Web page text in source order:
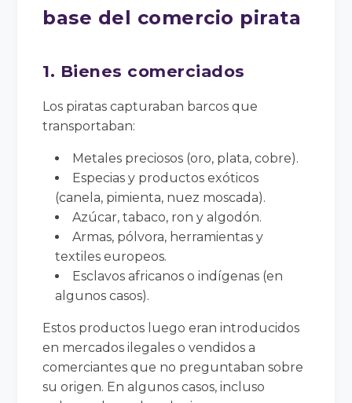
base del comercio pirata
1. Bienes comerciados
Los piratas capturaban barcos que
transportaban:
Metales preciosos (oro, plata, cobre).
Especias y productos exóticos
(canela, pimienta, nuez moscada).
Azúcar, tabaco, ron y algodón.
Armas, pólvora, herramientas y
textiles europeos.
Esclavos africanos o indígenas (en
algunos casos).
Estos productos luego eran introducidos
en mercados ilegales o vendidos a
comerciantes que no preguntaban sobre
su origen. En algunos casos, incluso